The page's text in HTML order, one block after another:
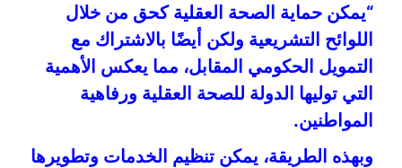
“يمكن حماية الصحة العقلية كحق من خلال
اللوائح التشريعية ولكن أيضًا بالاشتراك مع
التمويل الحكومي المقابل، مما يعكس الأهمية
التي توليها الدولة للصحة العقلية ورفاهية
المواطنين.
وبهذه الطريقة، يمكن تنظيم الخدمات وتطويرها